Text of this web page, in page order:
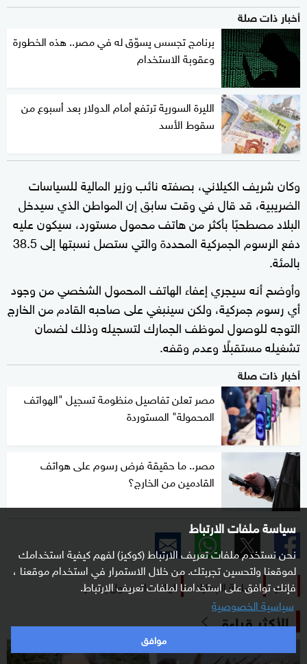
سياسة ملفات الارتباط
نحن نستخدم ملفات تعريف الارتباط (كوكيز) لفهم كيفية استخدامك
لموقعنا ولتحسين تجربتك. من خلال الاستمرار في استخدام موقعنا ،
فإنك توافق على استخدامنا لملفات تعريف الارتباط.
سياسية الخصوصية
موافق
أخبار ذات صلة
برنامج تجسس يسوّق له في مصر.. هذه الخطورة
وعقوبة الاستخدام
الليرة السورية ترتفع أمام الدولار بعد أسبوع من
سقوط الأسد
وكان شريف الكيلاني، بصفته نائب وزير المالية للسياسات
الضريبية، قد قال في وقت سابق إن المواطن الذي سيدخل
البلاد مصطحبًا بأكثر من هاتف محمول مستورد، سيكون عليه
دفع الرسوم الجمركية المحددة والتي ستصل نسبتها إلى 38.5
بالمئة.
وأوضح أنه سيجري إعفاء الهاتف المحمول الشخصي من وجود
أي رسوم جمركية، ولكن سينبغي على صاحبه القادم من الخارج
التوجه للوصول لموظف الجمارك لتسجيله وذلك لضمان
تشغيله مستقبلًا وعدم وقفه.
أخبار ذات صلة
مصر تعلن تفاصيل منظومة تسجيل "الهواتف
المحمولة" المستوردة
مصر.. ما حقيقة فرض رسوم على هواتف
القادمين من الخارج؟
مصر مصلحة الجمارك الهاتف المحمول بمصر
الأكثر قراءة